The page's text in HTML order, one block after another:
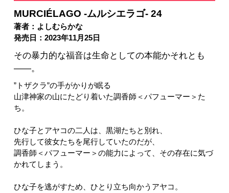
MURCIÉLAGO -ムルシエラゴ- 24
著者：よしむらかな
発売日：2023年11月25日
その暴力的な福音は生命としての本能かそれとも
――。
”トザクラ”の手がかりが眠る
山津神家の山にたどり着いた調香師＜パフューマー＞た
ち。
ひな子とアヤコの二人は、黒湖たちと別れ、
先行して彼女たちを尾行していたのだが、
調香師＜パフューマー＞の能力によって、その存在に気づ
かれてしまう。
ひな子を逃がすため、ひとり立ち向かうアヤコ。